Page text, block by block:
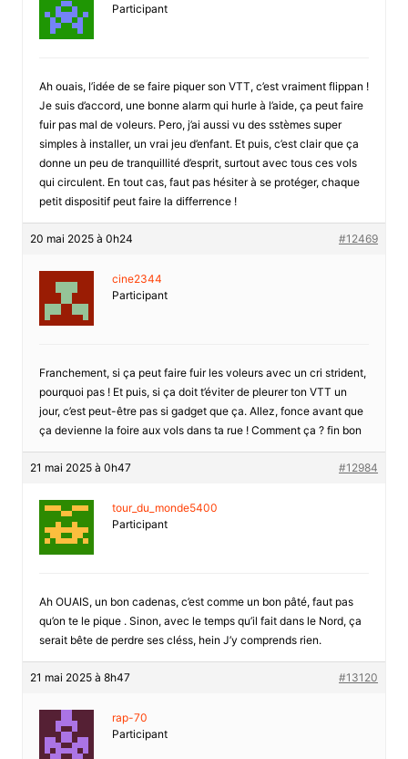
Participant
Ah ouais, l’idée de se faire piquer son VTT, c’est vraiment flippan !
Je suis d’accord, une bonne alarm qui hurle à l’aide, ça peut faire
fuir pas mal de voleurs. Pero, j’ai aussi vu des sstèmes super
simples à installer, un vrai jeu d’enfant. Et puis, c’est clair que ça
donne un peu de tranquillité d’esprit, surtout avec tous ces vols
qui circulent. En tout cas, faut pas hésiter à se protéger, chaque
petit dispositif peut faire la differrence !
20 mai 2025 à 0h24 #12469
cine2344
Participant
Franchement, si ça peut faire fuir les voleurs avec un cri strident,
pourquoi pas ! Et puis, si ça doit t’éviter de pleurer ton VTT un
jour, c’est peut-être pas si gadget que ça. Allez, fonce avant que
ça devienne la foire aux vols dans ta rue ! Comment ça ? fin bon
21 mai 2025 à 0h47 #12984
tour_du_monde5400
Participant
Ah OUAIS, un bon cadenas, c’est comme un bon pâté, faut pas
qu’on te le pique . Sinon, avec le temps qu’il fait dans le Nord, ça
serait bête de perdre ses cléss, hein J’y comprends rien.
21 mai 2025 à 8h47 #13120
rap-70
Participant